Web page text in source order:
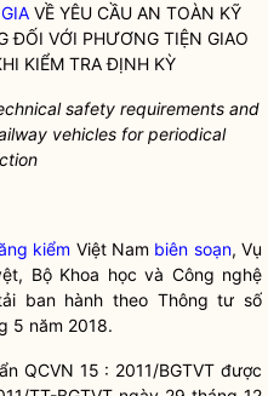
VỀ YÊU CẦU AN TOÀN KỸ
ĐỐI VỚI PHƯƠNG TIỆN GIAO
KIỂM TRA ĐỊNH KỲ
safety requirements and
vehicles for periodical
kiểm Việt Nam biên soạn, Vụ
Bộ Khoa học và Công nghệ
ban hành theo Thông tư số
5 năm 2018.
QCVN 15 : 2011/BGTVT được